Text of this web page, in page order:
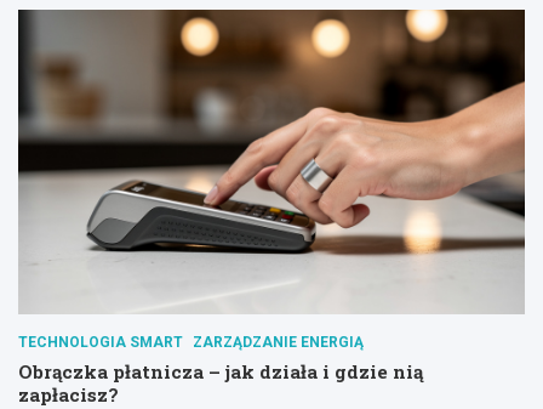
TECHNOLOGIA SMART ZARZĄDZANIE ENERGIĄ
Obrączka płatnicza – jak działa i gdzie nią
zapłacisz?